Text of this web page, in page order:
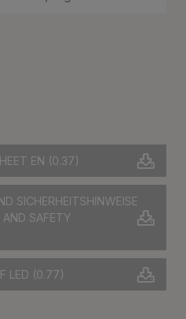
EN (0.37)
SICHERHEITSHINWEISE
AND SAFETY
LED (0.77)